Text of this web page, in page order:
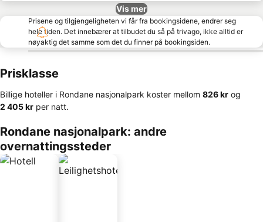
Vis mer
Prisene og tilgjengeligheten vi får fra bookingsidene, endrer seg
hele tiden. Det innebærer at tilbudet du så på trivago, ikke alltid er
nøyaktig det samme som det du finner på bookingsiden.
Prisklasse
Billige hoteller i Rondane nasjonalpark koster mellom ‎826 kr og
‎2 405 kr per natt.
Rondane nasjonalpark: andre
overnattingssteder